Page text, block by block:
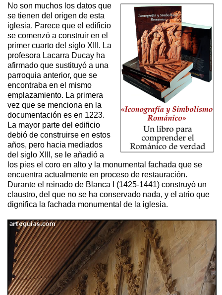
No son muchos los datos que
se tienen del origen de esta
iglesia. Parece que el edificio
se comenzó a construir en el
primer cuarto del siglo XIII. La
profesora Lacarra Ducay ha
afirmado que sustituyó a una
parroquia anterior, que se
encontraba en el mismo
emplazamiento. La primera
vez que se menciona en la
documentación es en 1223.
La mayor parte del edificio
debió de construirse en estos
años, pero hacia mediados
del siglo XIII, se le añadió a
los pies el coro en alto y la monumental fachada que se
encuentra actualmente en proceso de restauración.
Durante el reinado de Blanca I (1425-1441) construyó un
claustro, del que no se ha conservado nada, y el atrio que
dignifica la fachada monumental de la iglesia.